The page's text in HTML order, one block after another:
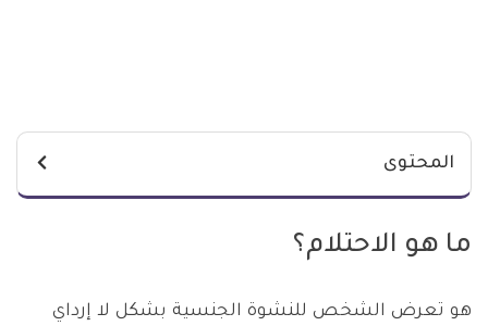
المحتوى
ما هو الاحتلام؟
هو تعرض الشخص للنشوة الجنسية بشكل لا إرداي